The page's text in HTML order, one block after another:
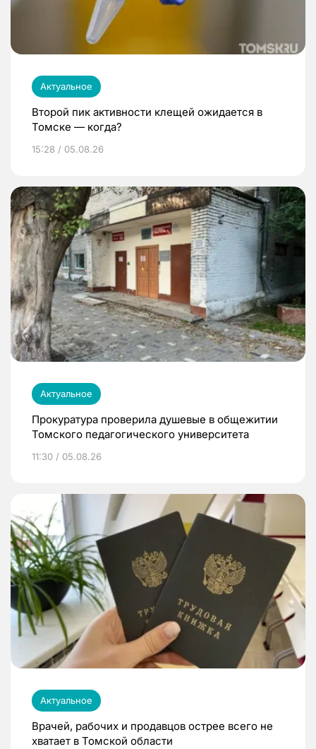
Актуальное
Второй пик активности клещей ожидается в
Томске — когда?
15:28 / 05.08.26
Актуальное
Прокуратура проверила душевые в общежитии
Томского педагогического университета
11:30 / 05.08.26
Актуальное
Врачей, рабочих и продавцов острее всего не
хватает в Томской области